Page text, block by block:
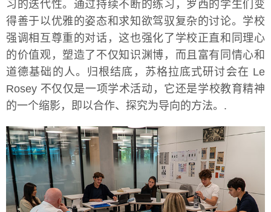
习的迭代性。通过持续不断的练习，罗西的学生们变
得善于以优雅的姿态和求知欲驾驭复杂的讨论。学校
强调相互尊重的对话，这也强化了学校正直和同理心
的价值观，塑造了不仅知识渊博，而且富有同情心和
道德基础的人。归根结底，苏格拉底式研讨会在 Le
Rosey 不仅仅是一项学术活动，它还是学校教育精神
的一个缩影，即以合作、探究为导向的方法。.